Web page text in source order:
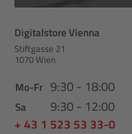
Digitalstore Vienna
Stiftgasse 21
1070 Wien
Mo-Fr 9:30 - 18:00
Sa 9:30 - 12:00
+ 43 1 523 53 33-0